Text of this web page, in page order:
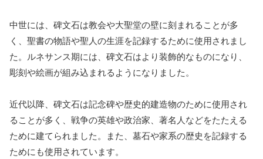
中世には、碑文石は教会や大聖堂の壁に刻まれることが多
く、聖書の物語や聖人の生涯を記録するために使用されまし
た。ルネサンス期には、碑文石はより装飾的なものになり、
彫刻や絵画が組み込まれるようになりました。
近代以降、碑文石は記念碑や歴史的建造物のために使用され
ることが多く、戦争の英雄や政治家、著名人などをたたえる
ために建てられました。また、墓石や家系の歴史を記録する
ためにも使用されています。